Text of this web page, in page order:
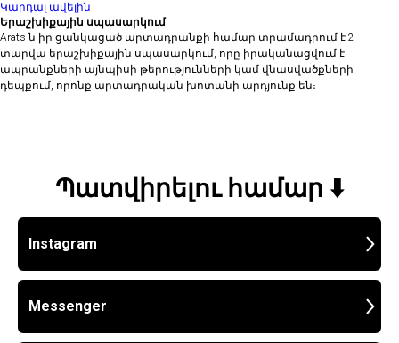
Կարդալ ավելին
Երաշխիքային սպասարկում
Arats-ն իր ցանկացած արտադրանքի համար տրամադրում է 2
տարվա երաշխիքային սպասարկում, որը իրականացվում է
ապրանքների այնպիսի թերությունների կամ վնասվածքների
դեպքում, որոնք արտադրական խոտանի արդյունք են։
Պատվիրելու համար ⬇️
Instagram
Messenger